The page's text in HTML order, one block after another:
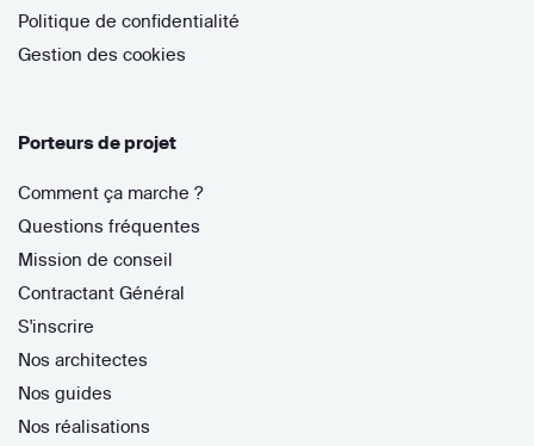
Politique de confidentialité
Gestion des cookies
Porteurs de projet
Comment ça marche ?
Questions fréquentes
Mission de conseil
Contractant Général
S'inscrire
Nos architectes
Nos guides
Nos réalisations